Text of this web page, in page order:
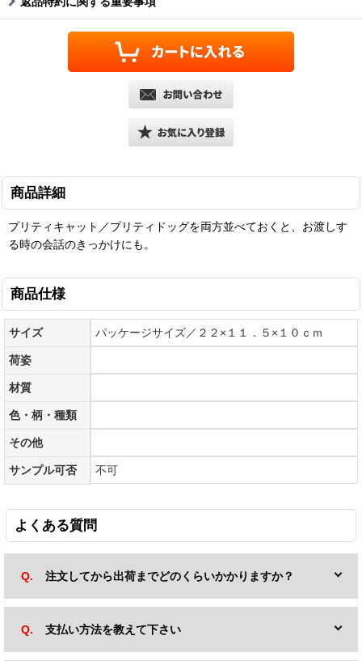
商品詳細
プリティキャット／プリティドッグを両方並べておくと、お渡しす
る時の会話のきっかけにも。
商品仕様
サイズ パッケージサイズ／２２×１１．５×１０ｃｍ
荷姿
材質
色・柄・種類
その他
サンプル可否 不可
よくある質問
注文してから出荷までどのくらいかかりますか？
支払い方法を教えて下さい